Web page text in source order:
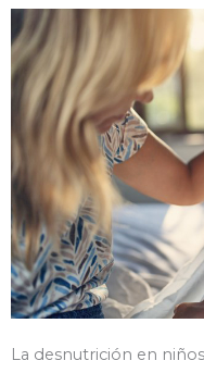
La desnutrición en